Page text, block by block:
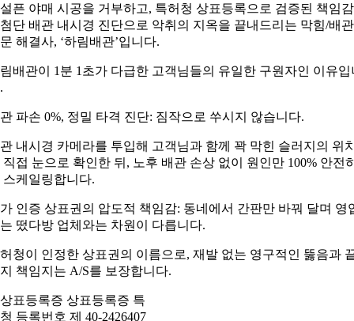
픈 야매 시공을 거부하고, 특허청 상표등록으로 검증된 책임
단 배관 내시경 진단으로 악취의 지옥을 끝내드리는 막힘/배관
해결사, ‘하림배관’입니다.
배관이 1분 1초가 다급한 고객님들의 유일한 구원자인 이유입
파손 0%, 정밀 타격 진단: 짐작으로 쑤시지 않습니다.
내시경 카메라를 투입해 고객님과 함께 꽉 막힌 슬러지의 위
직접 눈으로 확인한 뒤, 노후 배관 손상 없이 원인만 100% 안전
스케일링합니다.
인증 상표권의 압도적 책임감: 동네에서 간판만 바꿔 달며 영
떴다방 업체와는 차원이 다릅니다.
청이 인정한 상표권의 이름으로, 재발 없는 영구적인 뚫음과
책임지는 A/S를 보장합니다.